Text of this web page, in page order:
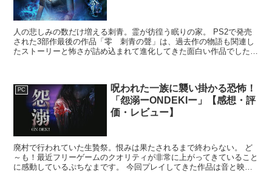
人の悲しみの数だけ増える刺青。霊が彷徨う眠りの家。 PS2で発売
された3部作最後の作品「零 刺青の聲」は、過去作の物語も関連し
たストーリーと怖さが詰め込まれて進化してきた面白い作品でした。
PC
呪われた一族に襲い掛かる恐怖！
「怨溺ーONDEKIー」【感想・評
価・レビュー】
廃村で行われていた生贄祭。恨みは果たされるまで終わらない。 ど
～も！最近フリーゲームのクオリティが非常に上がってきていること
に感動しているぷちなまです。 今回プレイしてきた作品は音と映像